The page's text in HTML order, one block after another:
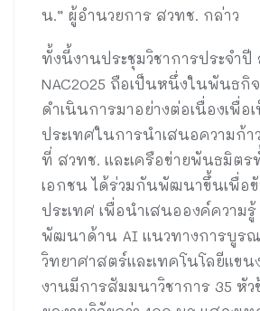
น.” ผู้อำนวยการ สวทช. กล่าว
ทั้งนี้งานประชุมวิชาการประจำ
NAC2025 ถือเป็นหนึ่งในพันธ
ดำเนินการมาอย่างต่อเนื่องเพื่อ
ประเทศในการนำเสนอความก้
ที่ สวทช. และเครือข่ายพันธมิตร
เอกชน ได้ร่วมกันพัฒนาขึ้นเพื่อ
ประเทศ เพื่อนำเสนอองค์ความรู้
พัฒนาด้าน AI แนวทางการบูรณ
วิทยาศาสตร์และเทคโนโลยีแขน
งานมีการสัมมนาวิชาการ 35 หั